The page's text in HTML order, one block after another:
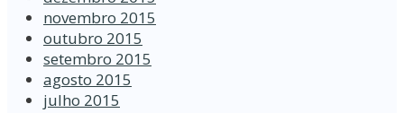
novembro 2015
outubro 2015
setembro 2015
agosto 2015
julho 2015